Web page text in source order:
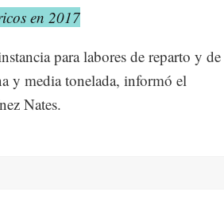
en 2017
para labores de reparto y de
y media tonelada, informó el
Nates.